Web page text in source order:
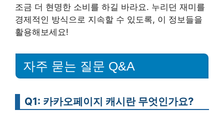
조금 더 현명한 소비를 하길 바라요. 누리던 재미를
경제적인 방식으로 지속할 수 있도록, 이 정보들을
활용해보세요!
자주 묻는 질문 Q&A
Q1: 카카오페이지 캐시란 무엇인가요?